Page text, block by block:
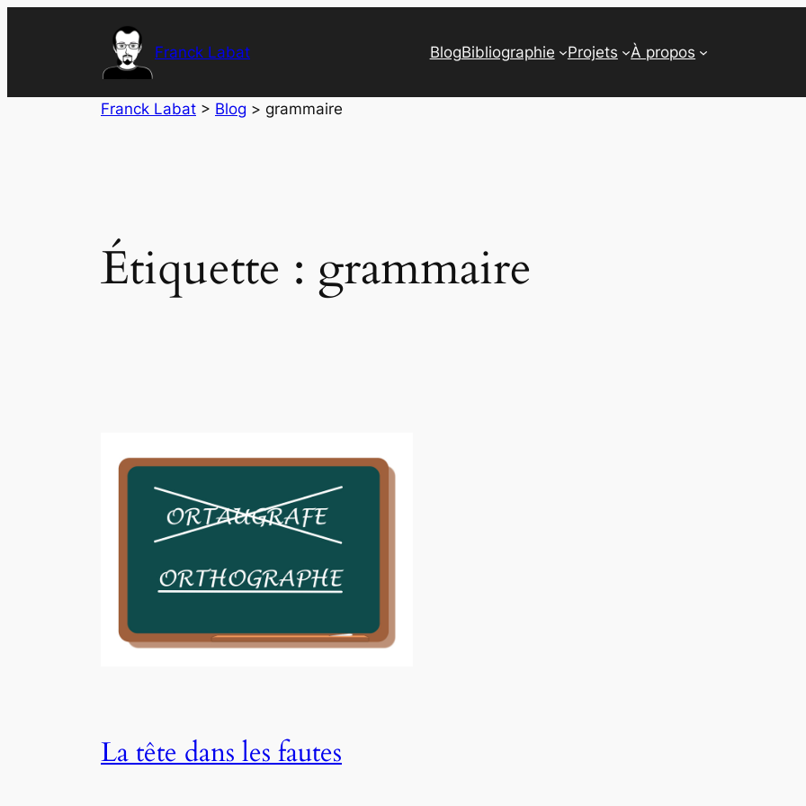
Franck Labat BlogBibliographie Projets À propos
Franck Labat > Blog > grammaire
Étiquette : grammaire
La tête dans les fautes